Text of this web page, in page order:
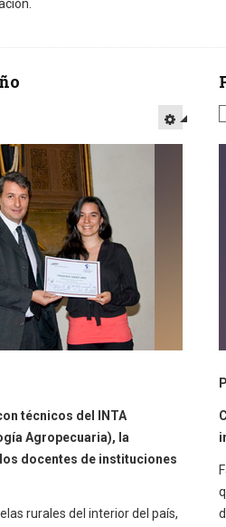
técnicos del INTA
Agropecuaria), la
docentes de instituciones
rurales del interior del país,